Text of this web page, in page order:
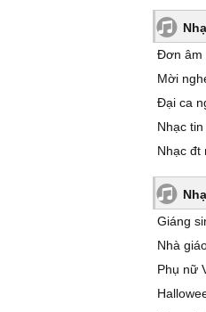
Đơn âm
Mời
Đại ca
Nhạc
Nhạc đt
Giáng
Nhà
Phụ nữ